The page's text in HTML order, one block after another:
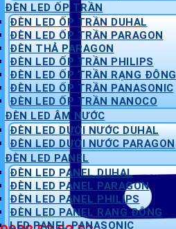
ĐÈN LED ỐP TRẦN
ĐÈN LED ỐP TRẦN DUHAL
ĐÈN LED ỐP TRẦN PARAGON
ĐÈN THẢ PARAGON
ĐÈN LED ỐP TRẦN PHILIPS
ĐÈN LED ỐP TRẦN RẠNG ĐÔNG
ĐÈN LED ỐP TRẦN PANASONIC
ĐÈN LED ỐP TRẦN NANOCO
ĐÈN LED ÂM NƯỚC
ĐÈN LED DƯỚI NƯỚC DUHAL
ĐÈN LED DƯỚI NƯỚC PARAGON
ĐÈN LED PANEL
ĐÈN LED PANEL DUHAL
ĐÈN LED PANEL PARAGON
ĐÈN LED PANEL PHILIPS
ĐÈN LED PANEL RẠNG ĐÔNG
LED PANEL PANASONIC